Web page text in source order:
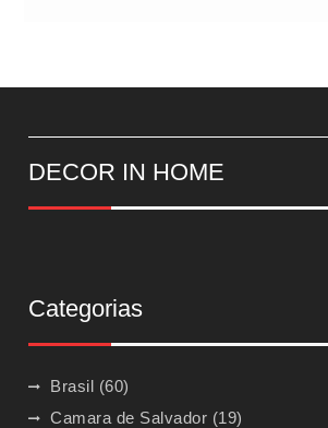
DECOR IN HOME
Categorias
Brasil (60)
Camara de Salvador (19)